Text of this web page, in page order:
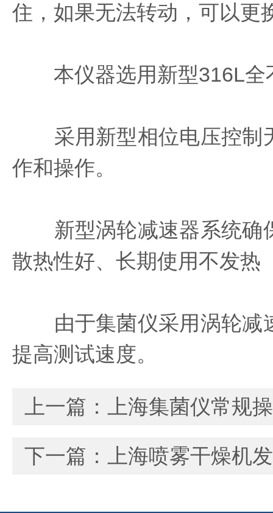
住，如果无法转动，可以更
本仪器选用新型316L全
采用新型相位电压控制
作和操作。
新型涡轮减速器系统确
散热性好、长期使用不发热
由于集菌仪采用涡轮减
提高测试速度。
上一篇： 上海集菌仪常规
下一篇： 上海喷雾干燥机